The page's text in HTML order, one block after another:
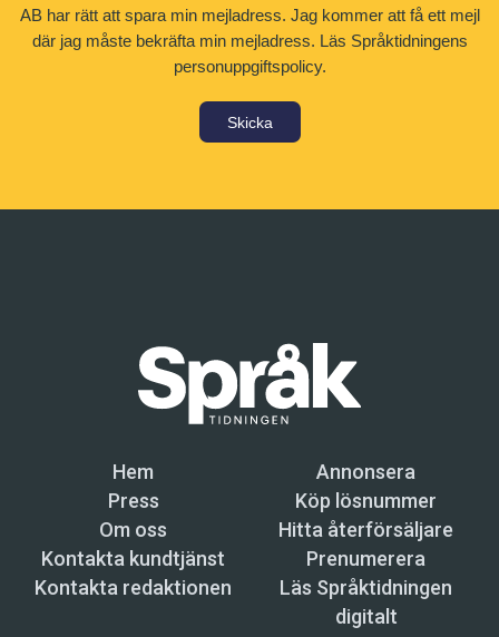
AB har rätt att spara min mejladress. Jag kommer att få ett mejl
där jag måste bekräfta min mejladress. Läs Språktidningens
personuppgiftspolicy.
Skicka
Hem
Annonsera
Press
Köp lösnummer
Om oss
Hitta återförsäljare
Kontakta kundtjänst
Prenumerera
Kontakta redaktionen
Läs Språktidningen
digitalt